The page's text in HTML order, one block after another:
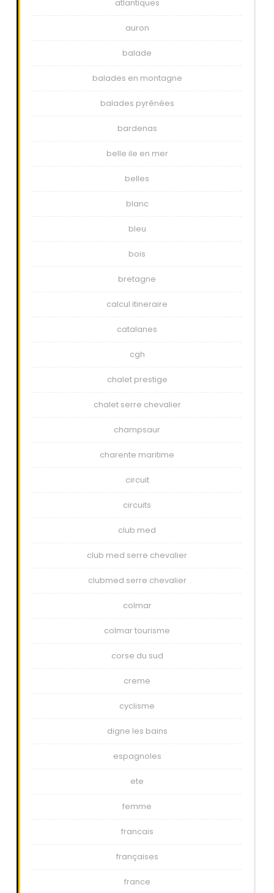
atlantiques
auron
balade
balades en montagne
balades pyrénées
bardenas
belle ile en mer
belles
blanc
bleu
bois
bretagne
calcul itineraire
catalanes
cgh
chalet prestige
chalet serre chevalier
champsaur
charente maritime
circuit
circuits
club med
club med serre chevalier
clubmed serre chevalier
colmar
colmar tourisme
corse du sud
creme
cyclisme
digne les bains
espagnoles
ete
femme
francais
françaises
france